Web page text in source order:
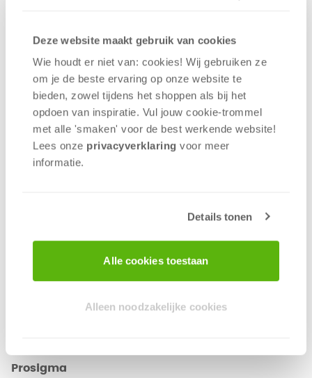
Deze website maakt gebruik van cookies
Wie houdt er niet van: cookies! Wij gebruiken ze
om je de beste ervaring op onze website te
bieden, zowel tijdens het shoppen als bij het
opdoen van inspiratie. Vul jouw cookie-trommel
met alle 'smaken' voor de best werkende website​!
Lees onze privacyverklaring voor meer
informatie.
Details tonen
Alle cookies toestaan
Alleen noodzakelijke cookies
internetverbinding. In dit kader heeft het technisch
personeel van Eurofiber toegang tot gegevens die
via deze lijn worden verzonden. Wij zorgen er
echter voor dat deze gegevens veilig worden
verzonden met behulp van versleuteling
(SSL/HTTPS). Eurofiber zal onze gegevens nooit voor
eigen doeleinden gebruiken.
infrastructuur maken wij gebruik van de diensten
van ProteQtor. Het technisch personeel van
ProteQtor heeft toegang tot jouw
aan geheimhouding en zal deze gegevens niet
Prosigma